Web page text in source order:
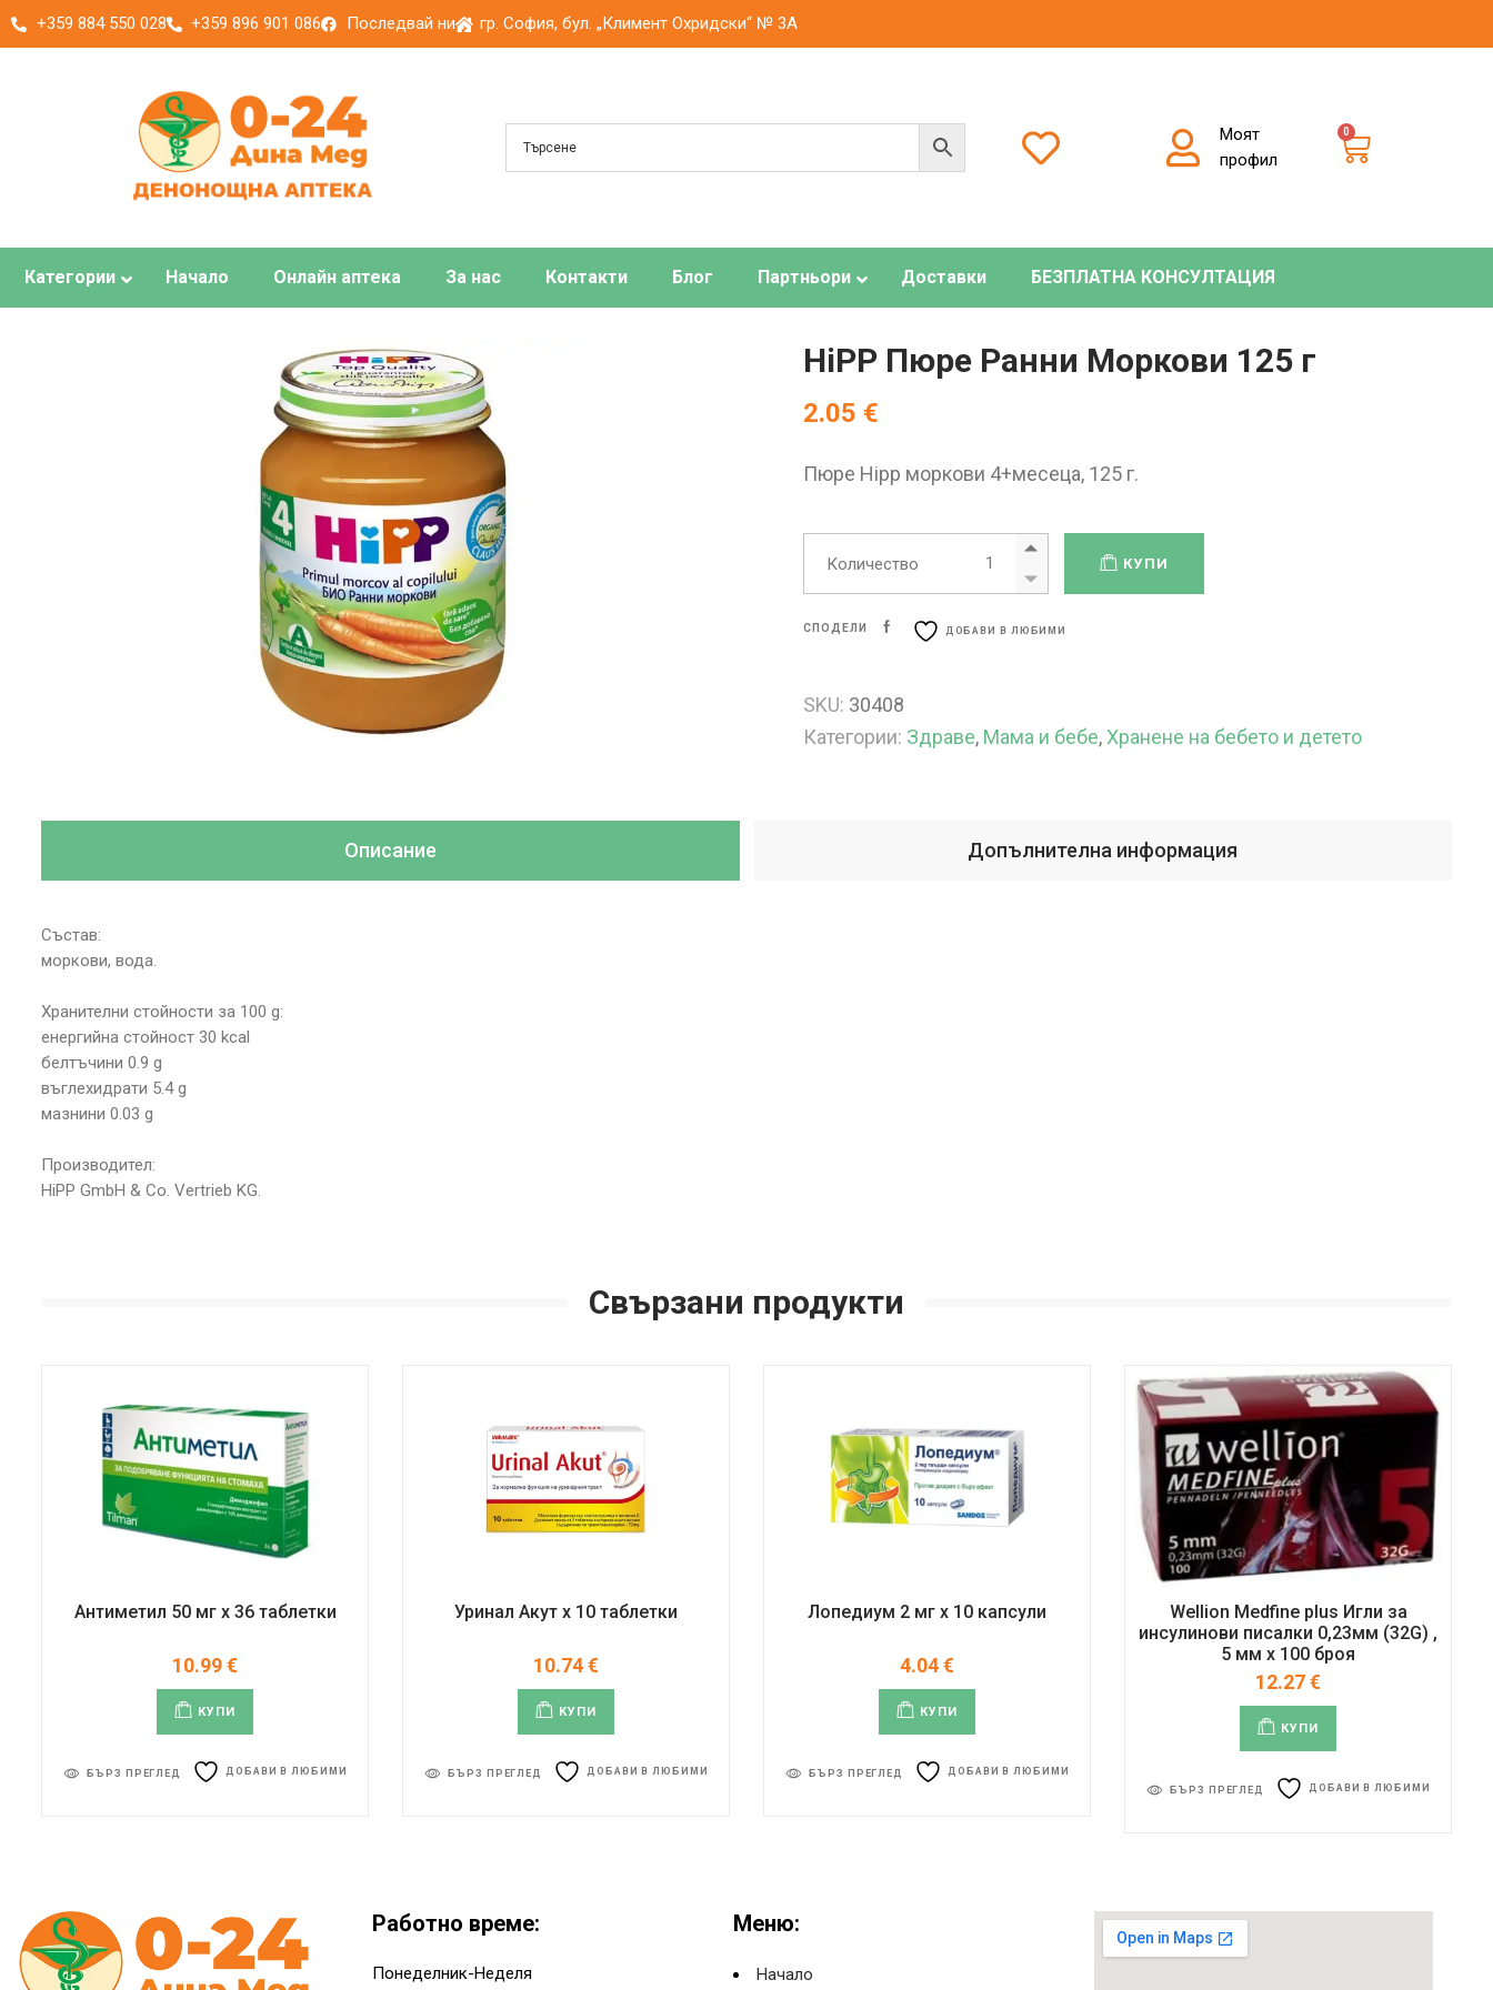
+359 884 550 028 +359 896 901 086 Последвай ни гр. София, бул. „Климент Охридски“ № 3A
Моят
профил
0
Категории Начало Онлайн аптека За нас Контакти Блог Партньори Доставки БЕЗПЛАТНА КОНСУЛТАЦИЯ
HiPP Пюре Ранни Моркови 125 г
2.05 €
Пюре Hipp моркови 4+месеца, 125 г.
Количество КУПИ
СПОДЕЛИ ДОБАВИ В ЛЮБИМИ
SKU: 30408
Категории: Здраве, Мама и бебе, Хранене на бебето и детето
Описание Допълнителна информация
Състав:
моркови, вода.
Хранителни стойности за 100 g:
енергийна стойност 30 kcal
белтъчини 0.9 g
въглехидрати 5.4 g
мазнини 0.03 g
Производител:
HiPP GmbH & Co. Vertrieb KG.
Свързани продукти
Антиметил 50 мг x 36 таблетки
10.99€
КУПИ
БЪРЗ ПРЕГЛЕД ДОБАВИ В ЛЮБИМИ
Уринал Акут x 10 таблетки
10.74€
КУПИ
БЪРЗ ПРЕГЛЕД ДОБАВИ В ЛЮБИМИ
Лопедиум 2 мг x 10 капсули
4.04€
КУПИ
БЪРЗ ПРЕГЛЕД ДОБАВИ В ЛЮБИМИ
Wellion Medfine plus Игли за
инсулинови писалки 0,23мм (32G) ,
5 мм x 100 броя
12.27€
КУПИ
БЪРЗ ПРЕГЛЕД ДОБАВИ В ЛЮБИМИ
Работно време:
Понеделник-Неделя
Меню:
Начало